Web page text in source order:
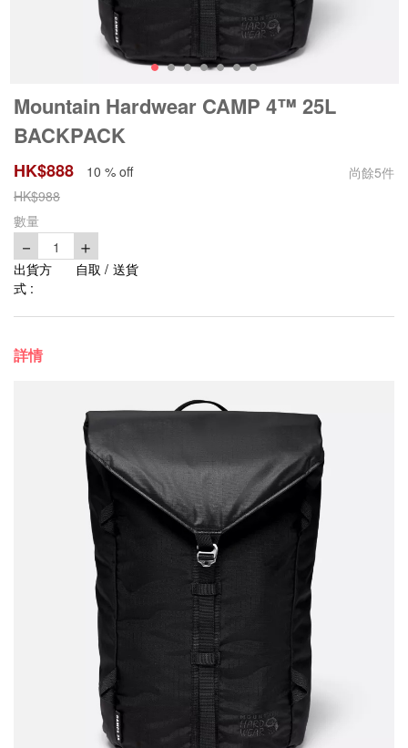
Mountain Hardwear CAMP 4™ 25L
BACKPACK
HK$888 10 % off 尚餘5件
HK$988
數量
－ 1 ＋
出貨方
式 :
自取 / 送貨
詳情